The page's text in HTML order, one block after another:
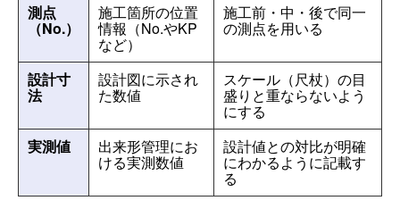
測点
（No.）
施工箇所の位置
情報（No.やKP
など）
施工前・中・後で同一
の測点を用いる
設計寸
法
設計図に示され
た数値
スケール（尺杖）の目
盛りと重ならないよう
にする
実測値
出来形管理にお
ける実測数値
設計値との対比が明確
にわかるように記載す
る